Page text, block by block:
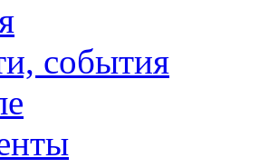
события